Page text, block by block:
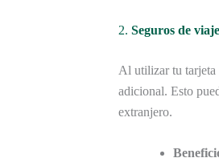
2. Seguros de viaje
Al utilizar tu tarjeta
adicional. Esto
extranjero.